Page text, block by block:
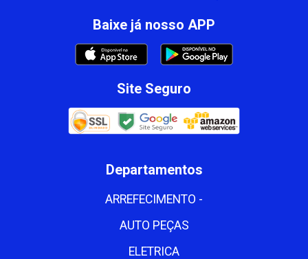
Baixe já nosso APP
Site Seguro
Departamentos
ARREFECIMENTO -
AUTO PEÇAS
ELETRICA